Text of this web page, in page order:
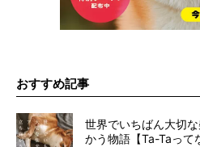
おすすめ記事
世界でいちばん大切
かう物語【Ta-Taって